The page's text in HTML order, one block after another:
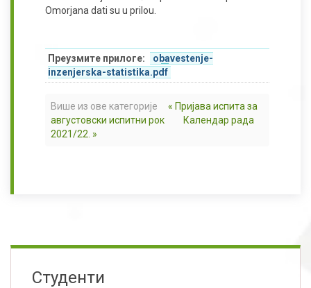
Omorjana dati su u prilou.
Преузмите прилоге:
obavestenje-
inzenjerska-statistika.pdf
Више из ове категорије
« Пријава испита за
августовски испитни рок
Календар рада
2021/22. »
Студенти